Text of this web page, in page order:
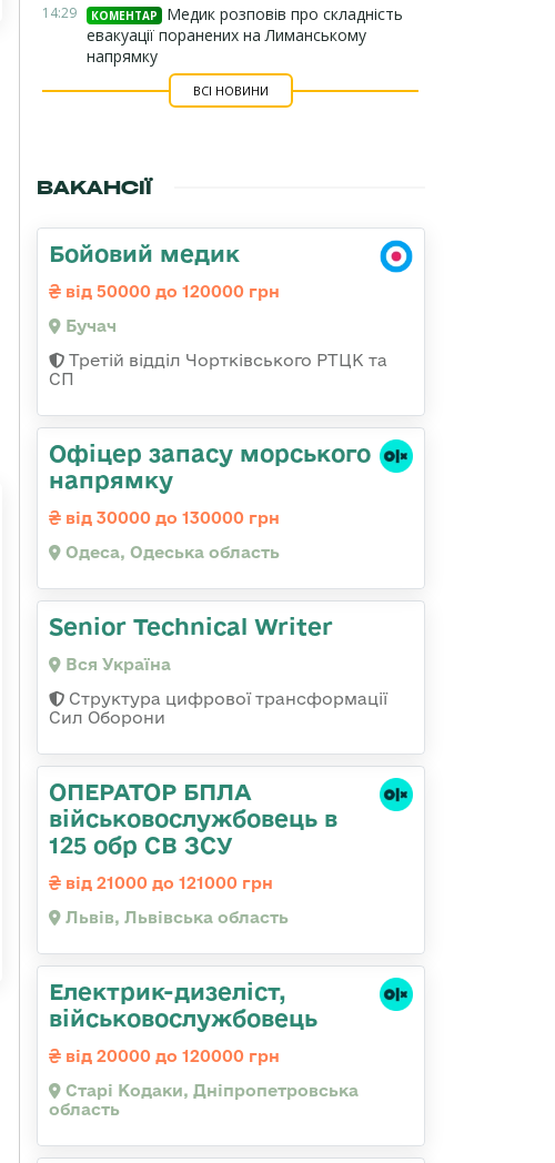
14:29 КОМЕНТАР
Медик розповів про складність
евакуації поранених на Лиманському
напрямку
ВСІ НОВИНИ
ВАКАНСІЇ
Бойовий медик
від 50000 до 120000 грн
Бучач
Третій відділ Чортківського РТЦК та
СП
Офіцер запасу морського
напрямку
від 30000 до 130000 грн
Одеса, Одеська область
Senior Technical Writer
Вся Україна
Структура цифрової трансформації
Сил Оборони
ОПЕРАТОР БПЛА
військовослужбовець в
125 обр СВ ЗСУ
від 21000 до 121000 грн
Львів, Львівська область
Електрик-дизеліст,
військовослужбовець
від 20000 до 120000 грн
Старі Кодаки, Дніпропетровська
область